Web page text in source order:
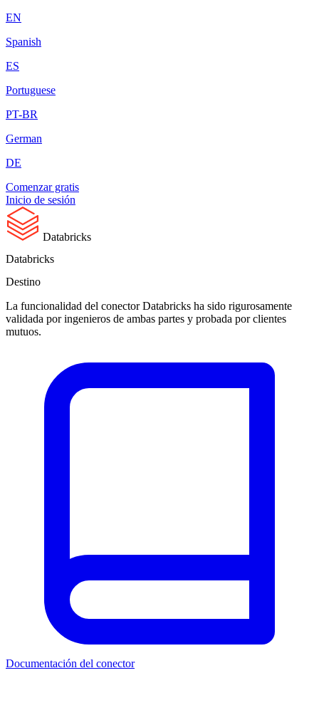
EN
Spanish
ES
Portuguese
PT-BR
German
DE
Comenzar gratis
Inicio de sesión
Databricks
Databricks
Destino
La funcionalidad del conector Databricks ha sido rigurosamente
validada por ingenieros de ambas partes y probada por clientes
mutuos.
Documentación del conector